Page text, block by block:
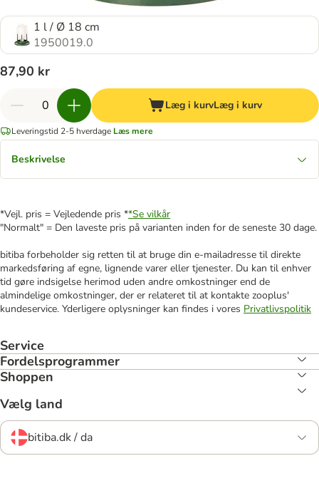
1 l / Ø 18 cm
1950019.0
87,90 kr
Læg i kurvLæg i kurv
Leveringstid 2-5 hverdage Læs mere
Beskrivelse
*Vejl. pris = Vejledende pris **Se vilkår
"Normalt" = Den laveste pris på varianten inden for de seneste 30 dage.
bitiba forbeholder sig retten til at bruge din e-mailadresse til direkte
markedsføring af egne, lignende varer eller tjenester. Du kan til enhver
tid gøre indsigelse herimod uden andre omkostninger end de
almindelige omkostninger, der er relateret til at kontakte zooplus'
kundeservice. Yderligere oplysninger kan findes i vores Privatlivspolitik
Service
Fordelsprogrammer
Shoppen
Vælg land
bitiba.dk / da